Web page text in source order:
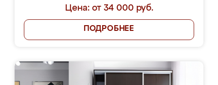
Цена: от 34 000 руб.
ПОДРОБНЕЕ